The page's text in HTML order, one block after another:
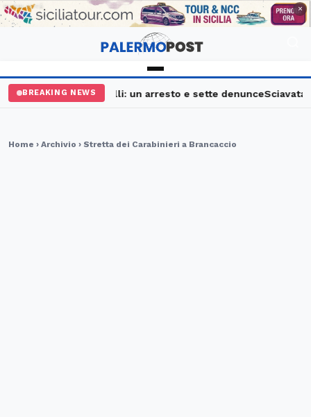
PUBBLICITÀ ×
BREAKING NEWS
maxi controlli: un arresto e sette denunceSciavata
Home › Archivio › Stretta dei Carabinieri a Brancaccio